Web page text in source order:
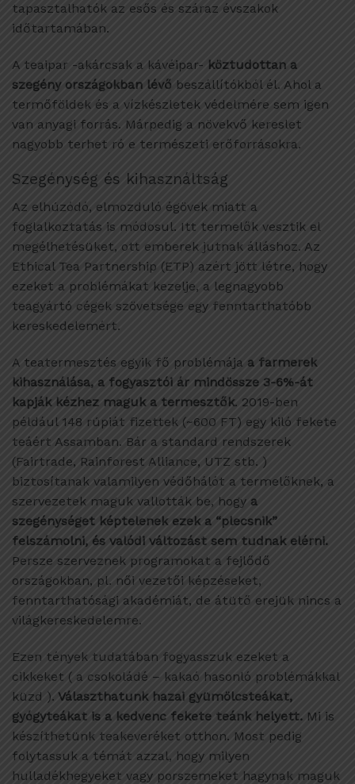
tapasztalhatók az esős és száraz évszakok
időtartamában.
A teaipar -akárcsak a kávéipar- köztudottan a
szegény országokban lévő beszállítókból él. Ahol a
termőföldek és a vízkészletek védelmére sem igen
van anyagi forrás. Márpedig a növekvő kereslet
nagyobb terhet ró e természeti erőforrásokra.
Szegénység és kihasználtság
Az elhúzódó, elmozduló égövek miatt a
foglalkoztatás is módosul. Itt termelők vesztik el
megélhetésüket, ott emberek jutnak álláshoz. Az
Ethical Tea Partnership (ETP) azért jött létre, hogy
ezeket a problémákat kezelje, a legnagyobb
teagyártó cégek szövetsége egy fenntarthatóbb
kereskedelemért.
A teatermesztés egyik fő problémája a farmerek
kihasználása, a fogyasztói ár mindössze 3-6%-át
kapják kézhez maguk a termesztők. 2019-ben
például 148 rúpiát fizettek (~600 FT) egy kiló fekete
teáért Assamban. Bár a standard rendszerek
(Fairtrade, Rainforest Alliance, UTZ stb. )
biztosítanak valamilyen védőhálót a termelőknek, a
szervezetek maguk vallották be, hogy a
szegénységet képtelenek ezek a “plecsnik”
felszámolni, és valódi változást sem tudnak elérni.
Persze szerveznek programokat a fejlődő
országokban, pl. női vezetői képzéseket,
fenntarthatósági akadémiát, de átütő erejük nincs a
világkereskedelemre.
Ezen tények tudatában fogyasszuk ezeket a
cikkeket ( a csokoládé – kakaó hasonló problémákkal
küzd ). Választhatunk hazai gyümölcsteákat,
gyógyteákat is a kedvenc fekete teánk helyett. Mi is
készíthetünk teakeveréket otthon. Most pedig
folytassuk a témát azzal, hogy milyen
hulladékhegyeket vagy porszemeket hagynak maguk